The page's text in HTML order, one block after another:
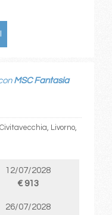
MSC Fantasia
Livorno,
12/07/2028
€ 913
26/07/2028